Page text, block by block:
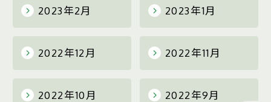
2023年2月 2023年1月
2022年12月 2022年11月
2022年10月 2022年9月